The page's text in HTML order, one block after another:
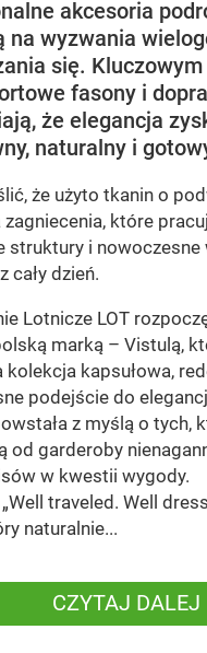
akcesoria
na wyzwania
się.
fasony i
że elegancja
naturalny i
że użyto tkanin o
które
struktury i nowoczesne
cały dzień.
Lotnicze LOT
marką – Vistulą,
kapsułowa,
podejście do
z myślą o tych,
od garderoby
w kwestii wygody.
traveled. Well
naturalnie...
CZYTAJ DALEJ